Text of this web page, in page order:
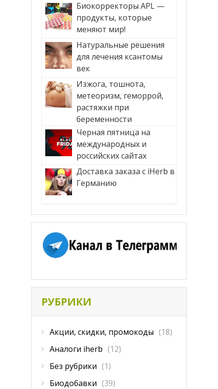
Биокорректоры APL —
продукты, которые
меняют мир!
Натуральные решения
для лечения ксантомы
век
Изжога, тошнота,
метеоризм, геморрой,
растяжки при
беременности
Черная пятница на
международных и
российских сайтах
Доставка заказа с iHerb в
Германию
РУБРИКИ
Акции, скидки, промокоды (18)
Аналоги iherb (12)
Без рубрики (1)
Биодобавки (39)